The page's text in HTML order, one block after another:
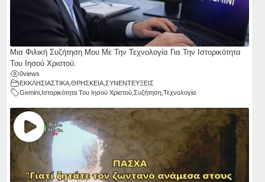
Μια Φιλική Συζήτηση Μου Με Την Τεχνολογία Για Την Ιστορικότητα
Του Ιησού Χριστού.
0views
ΕΚΚΛΗΣΙΑΣΤΙΚΑ,ΘΡΗΣΚΕΙΑ,ΣΥΝΕΝΤΕΥΞΕΙΣ
Gemini, Ιστορικότητα Του Ιησού Χριστού,Συζήτηση,Τεχνολογία